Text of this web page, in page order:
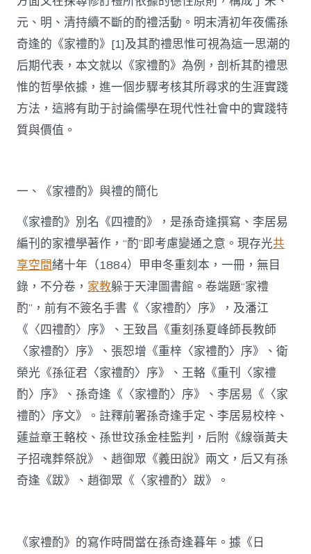
元、明、清持續不斷的酌禮活動。明末清初年夜儒孫
奇逢的《家禮酌》[1]及其酌禮思惟可視為這一思潮的
后期代表，本文就以《家禮酌》為例，剖析其酌禮思
惟的哲學依據，進一個步驟考核其所尋求的生涯實踐
方法，這將有助于討論儒學在現代性社會中的實踐特
質與價值。
一、《家禮酌》與禮的簡化
《家禮酌》別名《四禮酌》，是孫奇逢撰寫、李居易
編刊的家禮學著作，“酌”即考慮變通之意。現存光共
享空間緒十年（1884）甲申冬重刻本，一冊，無目
錄，不分卷， 家教躲于天津圖書館。卷端題“家禮
酌”，前有不簽名手書《〈家禮酌〉序》，及潘江
《〈四禮酌〉序》、王致昌《重刻孫夏峰師長教師
〈家禮酌〉序》、張恕增《重梓〈家禮酌〉序》、衛
榮光《孫征君〈家禮酌〉序》、王輅《重刊〈家禮
酌〉序》、孫奇逢《〈家禮酌〉序》、李居易《〈家
禮酌〉序文》。註釋前署孫奇逢手定、李居易校梓、
蘧益章王輅校、孫世玟孫金桂監判，后附《線嶺黃夫
子招魂葬祭說》、趙御眾《義田說》兩文，后又有孫
奇逢《跋》、趙御眾《〈家禮酌〉跋》。
《家禮酌》的寫作時間當在孫奇逢暮年。據《日